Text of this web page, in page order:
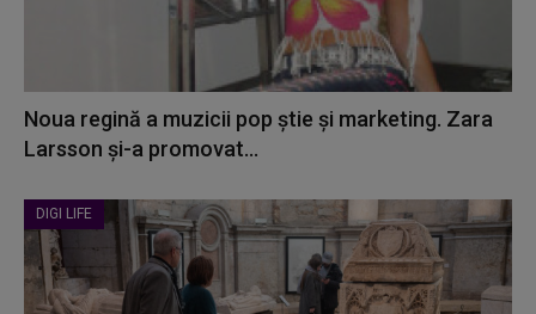
Noua regină a muzicii pop știe și marketing. Zara
Larsson și-a promovat...
DIGI LIFE